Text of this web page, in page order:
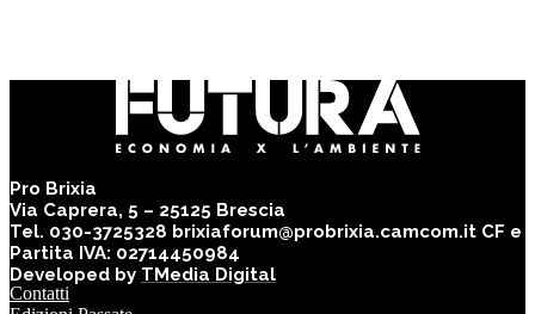
Pro Brixia
Via Caprera, 5 – 25125 Brescia
Tel. 030-3725328 brixiaforum@probrixia.camcom.it CF e
Partita IVA: 02714450984
Developed by TMedia Digital
Contatti